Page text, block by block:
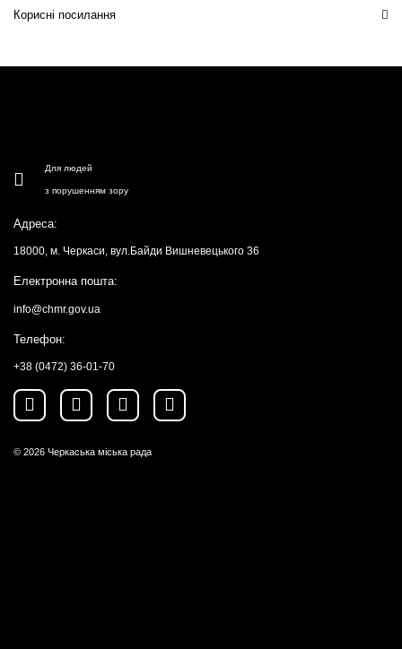
Корисні посилання
Для людей
з порушенням зору
Адреса:
18000, м. Черкаси, вул.Байди Вишневецького 36
Електронна пошта:
info@chmr.gov.ua
Телефон:
+38 (0472) 36-01-70
© 2026 Черкаська міська рада